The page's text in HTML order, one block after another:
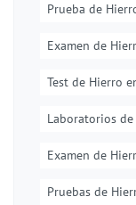
Prueba de
Examen de
Test de Hierro
Laboratorios
Examen de
Pruebas de